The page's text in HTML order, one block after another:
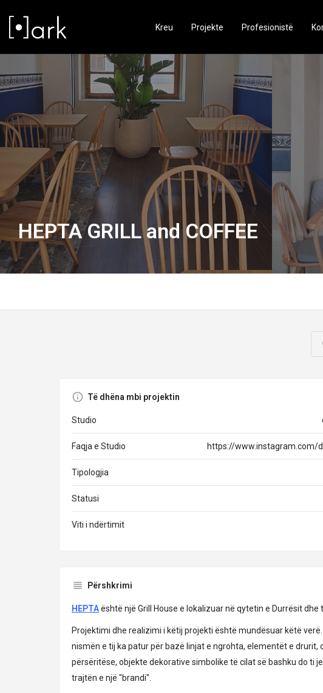
Kreu Projekte Profesionistë
HEPTA GRILL and COFFEE
Të dhëna mbi projektin
Studio
Faqja e Studio https://www.instagram.com/
Tipologjia
Statusi
Viti i ndërtimit
Përshkrimi
HEPTAështë një Grill House e lokalizuar në qytetin e Durrësit dhe
Projektimi dhe realizimi i këtij projekti është mundësuar këtë
nismën e tij ka patur për bazë linjat e ngrohta, elementët e drurit,
përsëritëse, objekte dekorative simbolike të cilat së bashku do ti
trajtën e një "brandi".